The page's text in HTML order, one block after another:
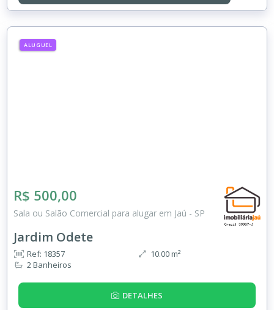
ALUGUEL
R$ 500,00
Sala ou Salão Comercial para alugar em Jaú - SP
Jardim Odete
Ref: 18357
2 Banheiros
10.00 m²
DETALHES